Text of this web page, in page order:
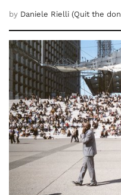
by Daniele Rielli (Quit the